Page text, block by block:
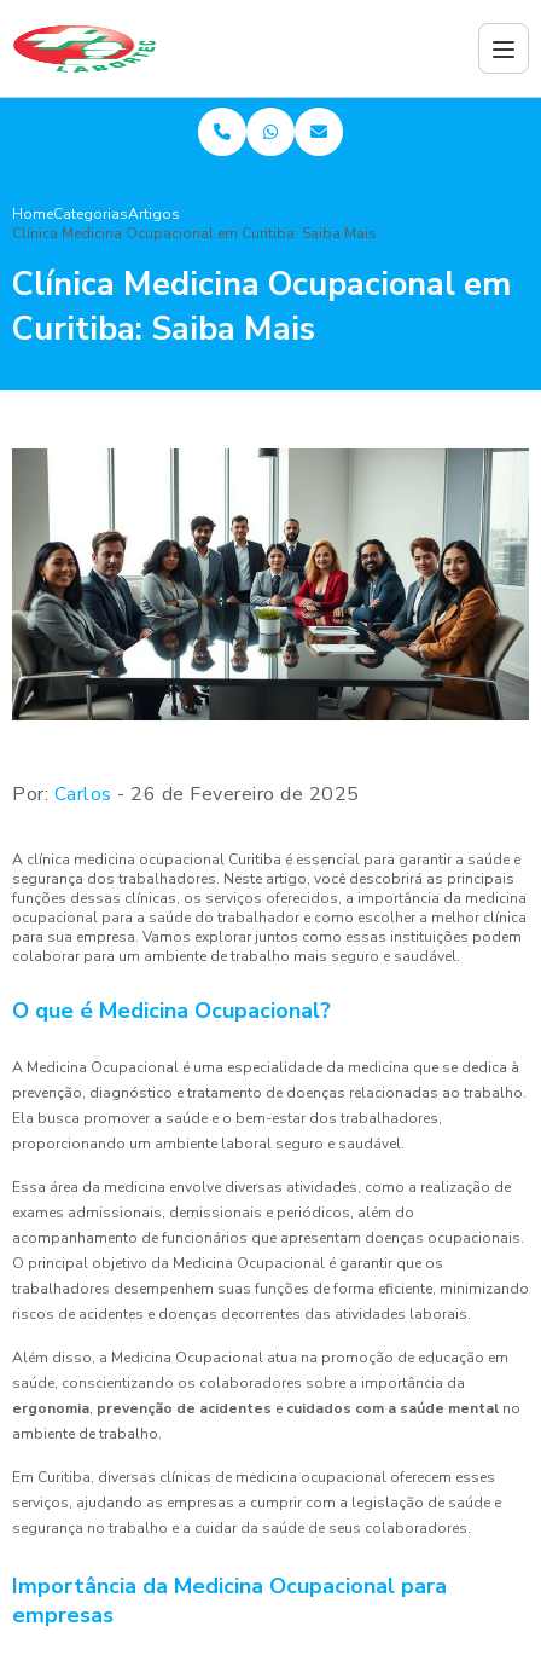
HomeCategoriasArtigos
Clínica Medicina Ocupacional em Curitiba: Saiba Mais
Clínica Medicina Ocupacional em
Curitiba: Saiba Mais
Por: Carlos - 26 de Fevereiro de 2025
A clínica medicina ocupacional Curitiba é essencial para garantir a saúde e
segurança dos trabalhadores. Neste artigo, você descobrirá as principais
funções dessas clínicas, os serviços oferecidos, a importância da medicina
ocupacional para a saúde do trabalhador e como escolher a melhor clínica
para sua empresa. Vamos explorar juntos como essas instituições podem
colaborar para um ambiente de trabalho mais seguro e saudável.
O que é Medicina Ocupacional?
A Medicina Ocupacional é uma especialidade da medicina que se dedica à
prevenção, diagnóstico e tratamento de doenças relacionadas ao trabalho.
Ela busca promover a saúde e o bem-estar dos trabalhadores,
proporcionando um ambiente laboral seguro e saudável.
Essa área da medicina envolve diversas atividades, como a realização de
exames admissionais, demissionais e periódicos, além do
acompanhamento de funcionários que apresentam doenças ocupacionais.
O principal objetivo da Medicina Ocupacional é garantir que os
trabalhadores desempenhem suas funções de forma eficiente, minimizando
riscos de acidentes e doenças decorrentes das atividades laborais.
Além disso, a Medicina Ocupacional atua na promoção de educação em
saúde, conscientizando os colaboradores sobre a importância da
ergonomia, prevenção de acidentes e cuidados com a saúde mental no
ambiente de trabalho.
Em Curitiba, diversas clínicas de medicina ocupacional oferecem esses
serviços, ajudando as empresas a cumprir com a legislação de saúde e
segurança no trabalho e a cuidar da saúde de seus colaboradores.
Importância da Medicina Ocupacional para
empresas